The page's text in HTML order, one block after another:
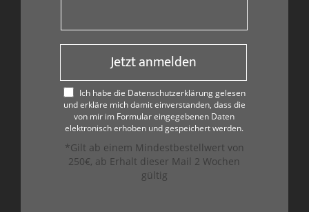
Jetzt anmelden
Ich habe die Datenschutzerklärung gelesen
und erkläre mich damit einverstanden, dass die
von mir im Formular eingegebenen Daten
elektronisch erhoben und gespeichert werden.
*Gilt ab einem Mindestbestellwert von
250€, ab Erhalt dieser Mail 2 Wochen
gültig